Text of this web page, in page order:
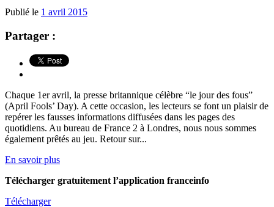
Publié le 1 avril 2015
Partager :
Chaque 1er avril, la presse britannique célèbre “le jour des fous”
(April Fools’ Day). A cette occasion, les lecteurs se font un plaisir de
repérer les fausses informations diffusées dans les pages des
quotidiens. Au bureau de France 2 à Londres, nous nous sommes
également prêtés au jeu. Retour sur...
En savoir plus
Télécharger gratuitement l’application franceinfo
Télécharger